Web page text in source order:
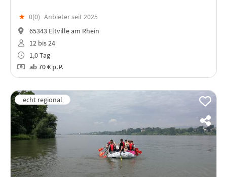
★ 0(0) Anbieter seit 2025
65343 Eltville am Rhein
12 bis 24
1,0 Tag
ab70 € p.P.